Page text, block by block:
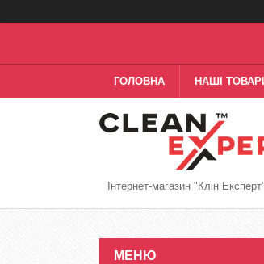
ГОЛОВНА НАШІ
Інтернет-магазин "Клін Експерт"